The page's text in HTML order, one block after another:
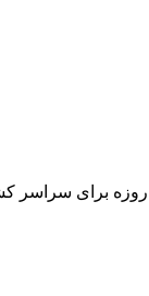
برای سراسر